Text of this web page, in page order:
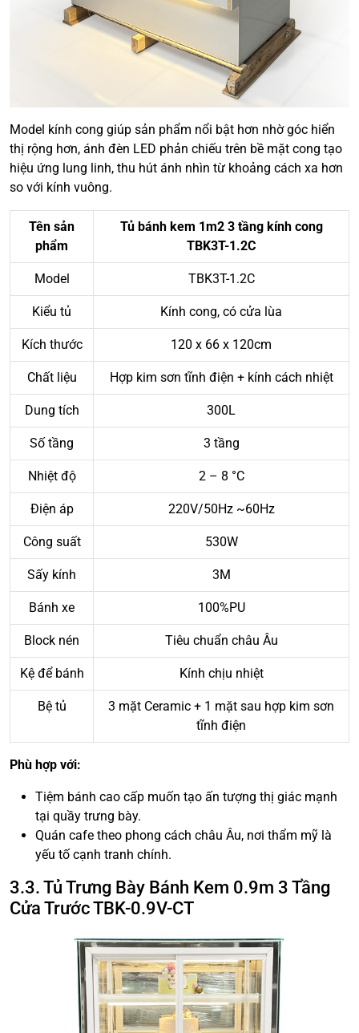
Model kính cong giúp sản phẩm nổi bật hơn nhờ góc hiển
thị rộng hơn, ánh đèn LED phản chiếu trên bề mặt cong tạo
hiệu ứng lung linh, thu hút ánh nhìn từ khoảng cách xa hơn
so với kính vuông.
Tên sản
phẩm
Tủ bánh kem 1m2 3 tầng kính cong
TBK3T-1.2C
Model TBK3T-1.2C
Kiểu tủ Kính cong, có cửa lùa
Kích thước 120 x 66 x 120cm
Chất liệu Hợp kim sơn tĩnh điện + kính cách nhiệt
Dung tích 300L
Số tầng 3 tầng
Nhiệt độ 2 – 8 °C
Điện áp 220V/50Hz ~60Hz
Công suất 530W
Sấy kính 3M
Bánh xe 100%PU
Block nén Tiêu chuẩn châu Âu
Kệ để bánh Kính chịu nhiệt
Bệ tủ
3 mặt Ceramic + 1 mặt sau hợp kim sơn
tĩnh điện
Phù hợp với:
Tiệm bánh cao cấp muốn tạo ấn tượng thị giác mạnh
tại quầy trưng bày.
Quán cafe theo phong cách châu Âu, nơi thẩm mỹ là
yếu tố cạnh tranh chính.
3.3. Tủ Trưng Bày Bánh Kem 0.9m 3 Tầng
Cửa Trước TBK-0.9V-CT